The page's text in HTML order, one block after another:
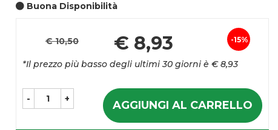
Buona Disponibilità
Sconto
15%
€ 10,50 € 8,93
*Il prezzo più basso degli ultimi 30 giorni è € 8,93
- + AGGIUNGI AL CARRELLO